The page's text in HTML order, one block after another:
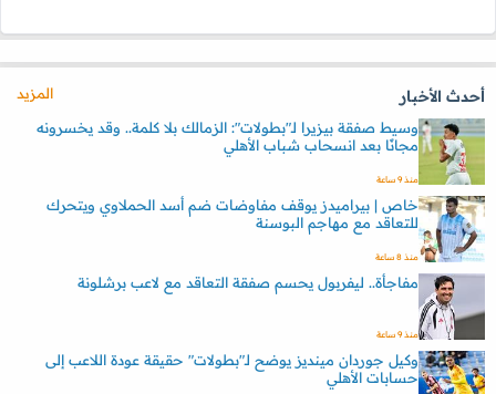
أحدث الأخبار
المزيد
وسيط صفقة بيزيرا لـ"بطولات": الزمالك بلا كلمة.. وقد يخسرونه
مجانًا بعد انسحاب شباب الأهلي
منذ 9 ساعة
خاص | بيراميدز يوقف مفاوضات ضم أسد الحملاوي ويتحرك
للتعاقد مع مهاجم البوسنة
منذ 8 ساعة
مفاجأة.. ليفربول يحسم صفقة التعاقد مع لاعب برشلونة
منذ 9 ساعة
وكيل جوردان مينديز يوضح لـ"بطولات" حقيقة عودة اللاعب إلى
حسابات الأهلي